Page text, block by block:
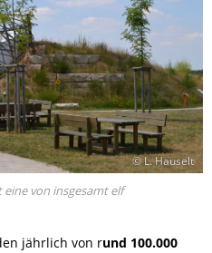
© L. Hauselt
von insgesamt elf
jährlich von rund 100.000